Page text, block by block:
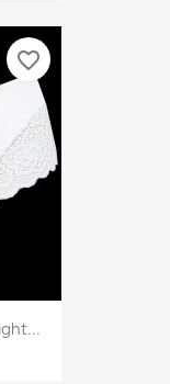
favorite_border